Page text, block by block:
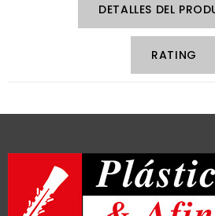
DETALLES DEL
RATING